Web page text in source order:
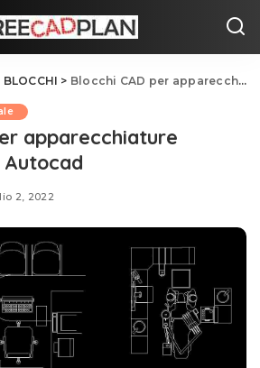
BLOCCHI > Blocchi CAD per apparecchiature mediche, dwg Autocad
apparecchiature
2, 2022